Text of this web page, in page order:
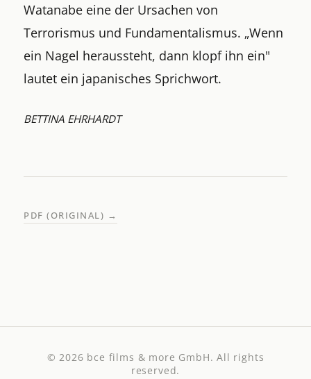
Watanabe eine der Ursachen von
Terrorismus und Fundamentalismus. „Wenn
ein Nagel heraussteht, dann klopf ihn ein"
lautet ein japanisches Sprichwort.
BETTINA EHRHARDT
PDF (ORIGINAL) →
© 2026 bce films & more GmbH. All rights
reserved.